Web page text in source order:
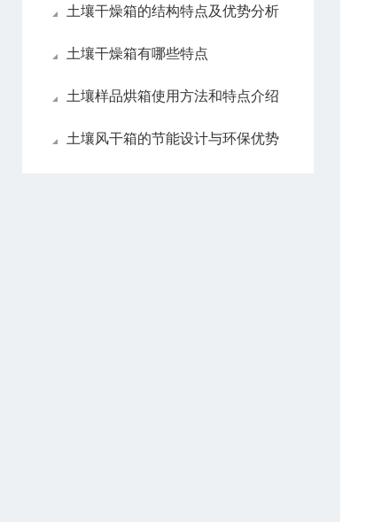
土壤干燥箱的结构特点及优势分析
土壤干燥箱有哪些特点
土壤样品烘箱使用方法和特点介绍
土壤风干箱的节能设计与环保优势